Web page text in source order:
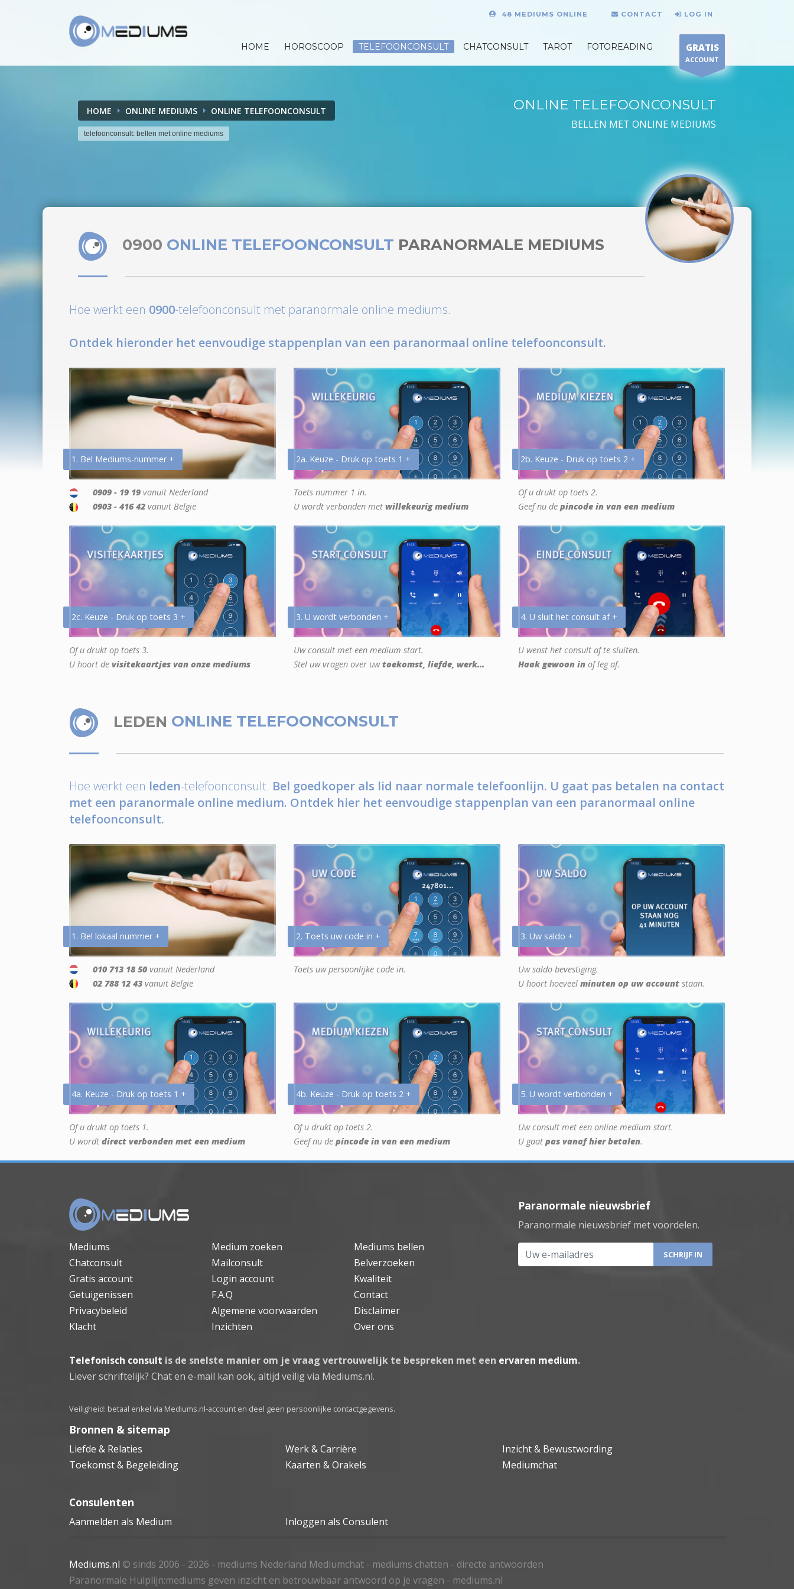
48 MEDIUMS ONLINE CONTACT LOG IN
HOME HOROSCOOP TELEFOONCONSULT CHATCONSULT TAROT FOTOREADING GRATIS
ACCOUNT
HOME ONLINE MEDIUMS ONLINE TELEFOONCONSULT
telefoonconsult: bellen met online mediums
ONLINE TELEFOONCONSULT
BELLEN MET ONLINE MEDIUMS
0900 ONLINE TELEFOONCONSULT PARANORMALE MEDIUMS
Hoe werkt een 0900-telefoonconsult met paranormale online mediums.
Ontdek hieronder het eenvoudige stappenplan van een paranormaal online telefoonconsult.
1. Bel Mediums-nummer +
0909 - 19 19 vanuit Nederland
0903 - 416 42 vanuit België
2a. Keuze - Druk op toets 1 +
Toets nummer 1 in.
U wordt verbonden met willekeurig medium
2b. Keuze - Druk op toets 2 +
Of u drukt op toets 2.
Geef nu de pincode in van een medium
2c. Keuze - Druk op toets 3 +
Of u drukt op toets 3.
U hoort de visitekaartjes van onze mediums
3. U wordt verbonden +
Uw consult met een medium start.
Stel uw vragen over uwtoekomst, liefde, werk...
4. U sluit het consult af +
U wenst het consult af te sluiten.
Haak gewoon in of leg af.
LEDEN ONLINE TELEFOONCONSULT
Hoe werkt een leden-telefoonconsult. Bel goedkoper als lid naar normale telefoonlijn. U gaat pas betalen na contact
met een paranormale online medium. Ontdek hier het eenvoudige stappenplan van een paranormaal online
telefoonconsult.
1. Bel lokaal nummer +
010 713 18 50 vanuit Nederland
02 788 12 43 vanuit België
2. Toets uw code in +
Toets uw persoonlijke code in.
3. Uw saldo +
Uw saldo bevestiging.
U hoort hoeveel minuten op uw account staan.
4a. Keuze - Druk op toets 1 +
Of u drukt op toets 1.
U wordt direct verbonden met een medium
4b. Keuze - Druk op toets 2 +
Of u drukt op toets 2.
Geef nu de pincode in van een medium
5. U wordt verbonden +
Uw consult met een online medium start.
U gaat pas vanaf hier betalen.
Mediums Medium zoeken
Mediums bellen
Chatconsult
Mailconsult
Belverzoeken
Gratis account
Login account
Kwaliteit
Getuigenissen
F.A.Q
Contact
Privacybeleid
Algemene voorwaarden
Disclaimer
Klacht
Inzichten Over ons
Paranormale nieuwsbrief
Paranormale nieuwsbrief met voordelen.
Uw e-mailadres
Telefonisch consult is de snelste manier om je vraag vertrouwelijk te bespreken met een ervaren medium.
Liever schriftelijk? Chat en e-mail kan ook, altijd veilig via Mediums.nl.
Veiligheid: betaal enkel via Mediums.nl-account en deel geen persoonlijke contactgegevens.
Bronnen & sitemap
Liefde & Relaties Werk & Carrière
Inzicht & Bewustwording
Toekomst & Begeleiding
Kaarten & Orakels Mediumchat
Consulenten
Aanmelden als Medium Inloggen als Consulent
Mediums.nl © sinds 2006 - 2026 - mediums Nederland Mediumchat - mediums chatten - directe antwoorden
Paranormale Hulplijn:mediums geven inzicht en betrouwbaar antwoord op je vragen - mediums.nl